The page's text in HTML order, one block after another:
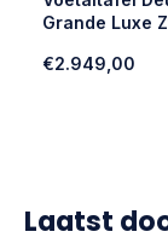
Grande Luxe
€2.949,00
Laatst